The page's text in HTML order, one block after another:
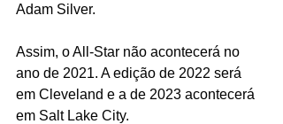
Adam Silver.
Assim, o All-Star não acontecerá no
ano de 2021. A edição de 2022 será
em Cleveland e a de 2023 acontecerá
em Salt Lake City.